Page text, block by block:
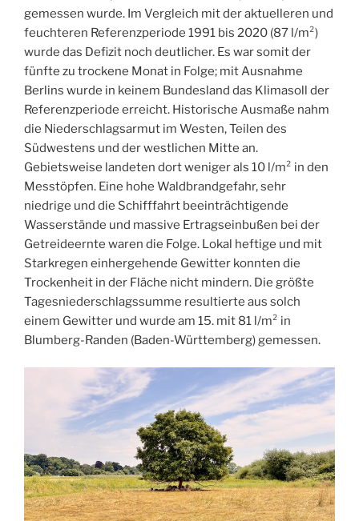
gemessen wurde. Im Vergleich mit der aktuelleren und
feuchteren Referenzperiode 1991 bis 2020 (87 l/m²)
wurde das Defizit noch deutlicher. Es war somit der
fünfte zu trockene Monat in Folge; mit Ausnahme
Berlins wurde in keinem Bundesland das Klimasoll der
Referenzperiode erreicht. Historische Ausmaße nahm
die Niederschlagsarmut im Westen, Teilen des
Südwestens und der westlichen Mitte an.
Gebietsweise landeten dort weniger als 10 l/m² in den
Messtöpfen. Eine hohe Waldbrandgefahr, sehr
niedrige und die Schifffahrt beeinträchtigende
Wasserstände und massive Ertragseinbußen bei der
Getreideernte waren die Folge. Lokal heftige und mit
Starkregen einhergehende Gewitter konnten die
Trockenheit in der Fläche nicht mindern. Die größte
Tagesniederschlagssumme resultierte aus solch
einem Gewitter und wurde am 15. mit 81 l/m² in
Blumberg-Randen (Baden-Württemberg) gemessen.